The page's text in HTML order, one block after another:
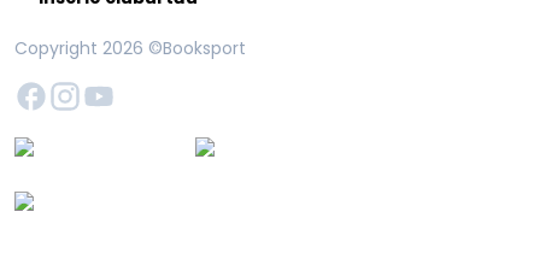
Copyright 2026 ©Booksport